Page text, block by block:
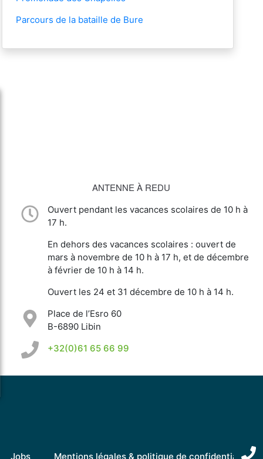
Parcours de la bataille de Bure
ANTENNE À REDU
Ouvert pendant les vacances scolaires de 10 h à
17 h.
En dehors des vacances scolaires : ouvert de
mars à novembre de 10 h à 17 h, et de décembre
à février de 10 h à 14 h.
Ouvert les 24 et 31 décembre de 10 h à 14 h.
Place de l’Esro 60
B-6890 Libin
+32(0)61 65 66 99
Jobs Mentions légales & politique de confidentialité